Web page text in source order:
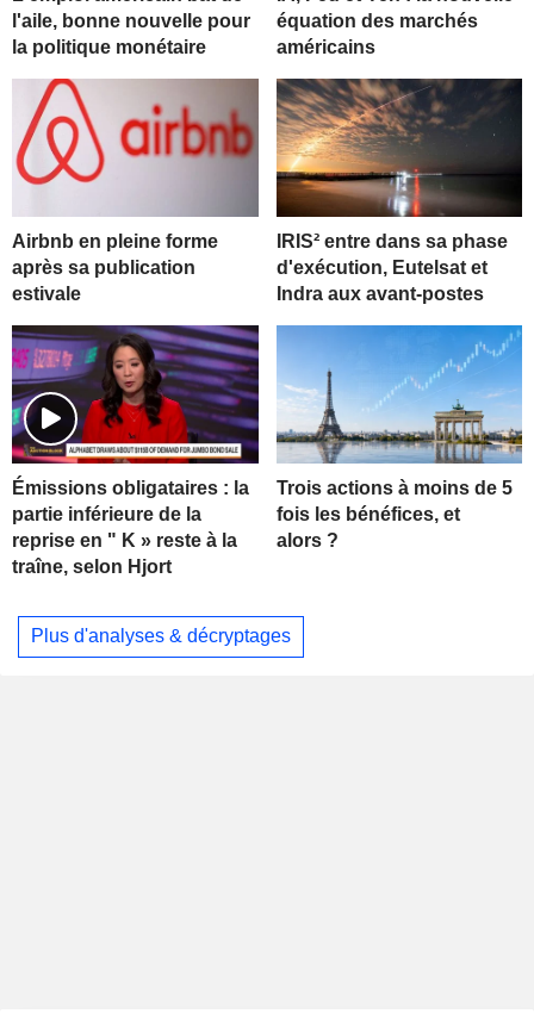
l'aile, bonne nouvelle pour
la politique monétaire
équation des marchés
américains
Airbnb en pleine forme
après sa publication
estivale
IRIS² entre dans sa phase
d'exécution, Eutelsat et
Indra aux avant-postes
Émissions obligataires : la
partie inférieure de la
reprise en " K » reste à la
traîne, selon Hjort
Trois actions à moins de 5
fois les bénéfices, et
alors ?
Plus d'analyses & décryptages